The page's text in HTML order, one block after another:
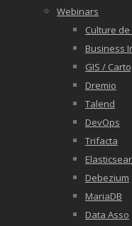
Webinars
Culture
Business
GIS /
Dremio
Talend
DevOps
Trifacta
Debezium
MariaDB
Data Asso